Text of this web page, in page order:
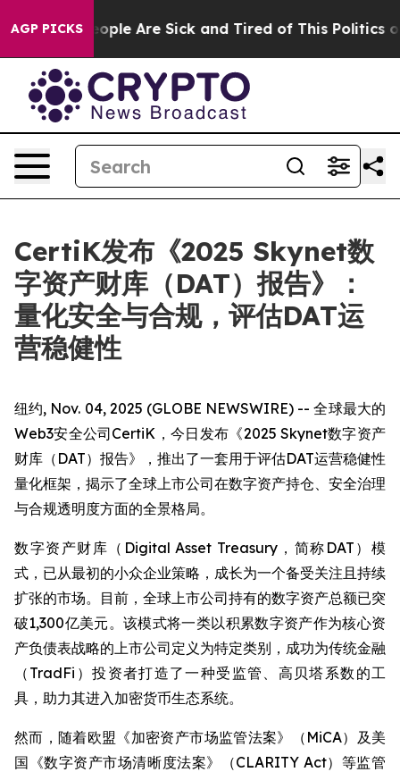
AGP PICKS
Win: “People Are Sick and Tired of This Politics of
CertiK发布《2025 Skynet数
字资产财库（DAT）报告》：
量化安全与合规，评估DAT运
营稳健性
纽约, Nov. 04, 2025 (GLOBE NEWSWIRE) -- 全球最大的
Web3安全公司CertiK，今日发布《2025 Skynet数字资产
财库（DAT）报告》，推出了一套用于评估DAT运营稳健性
量化框架，揭示了全球上市公司在数字资产持仓、安全治理
与合规透明度方面的全景格局。
数字资产财库（Digital Asset Treasury，简称DAT）模
式，已从最初的小众企业策略，成长为一个备受关注且持续
扩张的市场。目前，全球上市公司持有的数字资产总额已突
破1,300亿美元。该模式将一类以积累数字资产作为核心资
产负债表战略的上市公司定义为特定类别，成功为传统金融
（TradFi）投资者打造了一种受监管、高贝塔系数的工
具，助力其进入加密货币生态系统。
然而，随着欧盟《加密资产市场监管法案》（MiCA）及美
国《数字资产市场清晰度法案》（CLARITY Act）等监管